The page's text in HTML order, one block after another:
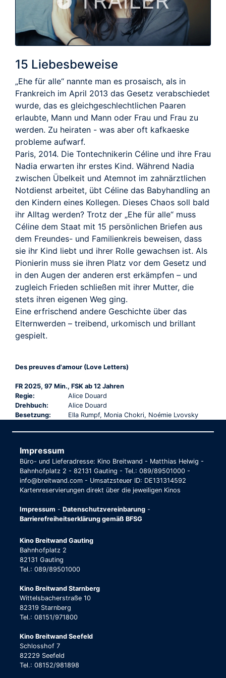
15 Liebesbeweise
„Ehe für alle“ nannte man es prosaisch, als in
Frankreich im April 2013 das Gesetz verabschiedet
wurde, das es gleichgeschlechtlichen Paaren
erlaubte, Mann und Mann oder Frau und Frau zu
werden. Zu heiraten - was aber oft kafkaeske
probleme aufwarf.
Paris, 2014. Die Tontechnikerin Céline und ihre Frau
Nadia erwarten ihr erstes Kind. Während Nadia
zwischen Übelkeit und Atemnot im zahnärztlichen
Notdienst arbeitet, übt Céline das Babyhandling an
den Kindern eines Kollegen. Dieses Chaos soll bald
ihr Alltag werden? Trotz der „Ehe für alle“ muss
Céline dem Staat mit 15 persönlichen Briefen aus
dem Freundes- und Familienkreis beweisen, dass
sie ihr Kind liebt und ihrer Rolle gewachsen ist. Als
Pionierin muss sie ihren Platz vor dem Gesetz und
in den Augen der anderen erst erkämpfen – und
zugleich Frieden schließen mit ihrer Mutter, die
stets ihren eigenen Weg ging.
Eine erfrischend andere Geschichte über das
Elternwerden – treibend, urkomisch und brillant
gespielt.
Des preuves d'amour (Love Letters)
FR 2025, 97 Min., FSK ab 12 Jahren
Regie:
Alice Douard
Drehbuch:
Alice Douard
Besetzung:
Ella Rumpf, Monia Chokri, Noémie Lvovsky
Impressum
Büro- und Lieferadresse: Kino Breitwand - Matthias Helwig -
Bahnhofplatz 2 - 82131 Gauting - Tel.: 089/89501000 -
info@breitwand.com - Umsatzsteuer ID: DE131314592
Kartenreservierungen direkt über die jeweiligen Kinos
Impressum - Datenschutzvereinbarung -
Barrierefreiheitserklärung gemäß BFSG
Kino Breitwand Gauting
Bahnhofplatz 2
82131 Gauting
Tel.: 089/89501000
Kino Breitwand Starnberg
Wittelsbacherstraße 10
82319 Starnberg
Tel.: 08151/971800
Kino Breitwand Seefeld
Schlosshof 7
82229 Seefeld
Tel.: 08152/981898